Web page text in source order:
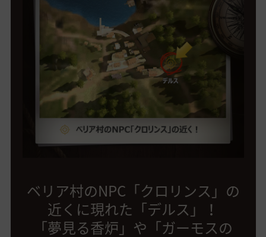
ベリア村のNPC「クロリンス」の
近くに現れた「デルス」！
「夢見る香炉」や「ガーモスの